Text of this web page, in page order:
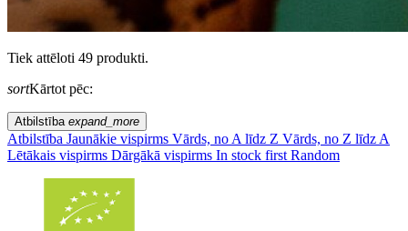
Tiek attēloti 49 produkti.
sortKārtot pēc:
Atbilstība expand_more
Atbilstība Jaunākie vispirms Vārds, no A līdz Z Vārds, no Z līdz A
Lētākais vispirms Dārgākā vispirms In stock first Random